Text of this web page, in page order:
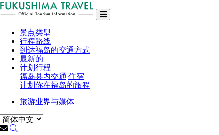
景点类型
行程路线
到达福岛的交通方式
最新的
计划行程
福岛县内交通 住宿
计划你在福岛的旅程
旅游业界与媒体